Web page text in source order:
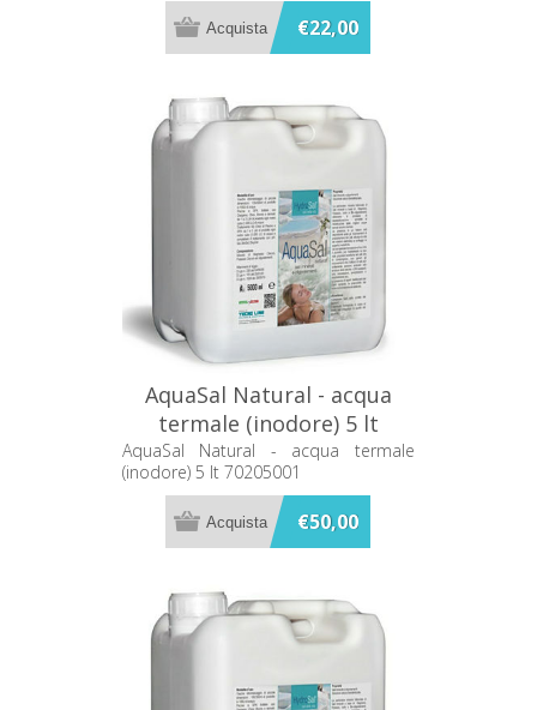
€22,00
AquaSal Natural - acqua
termale (inodore) 5 lt
70205001
AquaSal Natural - acqua termale
(inodore) 5 lt 70205001
€50,00